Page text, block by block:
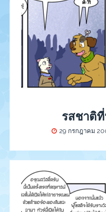
รสชาติ
29 กรกฎาคม